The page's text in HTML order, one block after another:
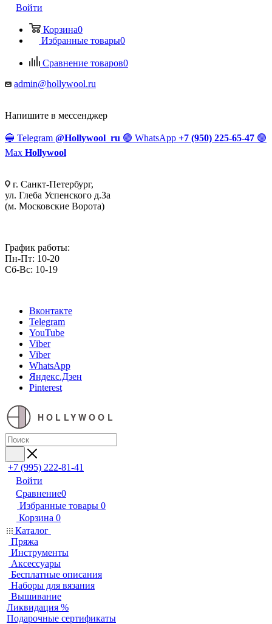
Войти
Корзина0
Избранные товары0
Сравнение товаров0
admin@hollywool.ru
Напишите в мессенджер
🔵 Telegram @Hollywool_ru 🟢 WhatsApp +7 (950) 225-65-47 🟣
Max Hollywool
г. Санкт-Петербург,
ул. Глеба Успенского д.3а
(м. Московские Ворота)
График работы:
Пн-Пт: 10-20
Сб-Вс: 10-19
Вконтакте
Telegram
YouTube
Viber
Viber
WhatsApp
Яндекс.Дзен
Pinterest
HOLLYWOOL
+7 (995) 222-81-41
Войти
Сравнение0
Избранные товары 0
Корзина 0
Каталог
Пряжа
Инструменты
Аксессуары
Бесплатные описания
Наборы для вязания
Вышивание
Ликвидация %
Подарочные сертификаты